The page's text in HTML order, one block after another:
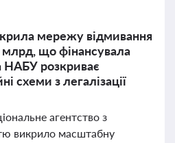
мережу відмивання
що фінансувала
НАБУ розкриває
схеми з легалізації
агентство з
викрило масштабну